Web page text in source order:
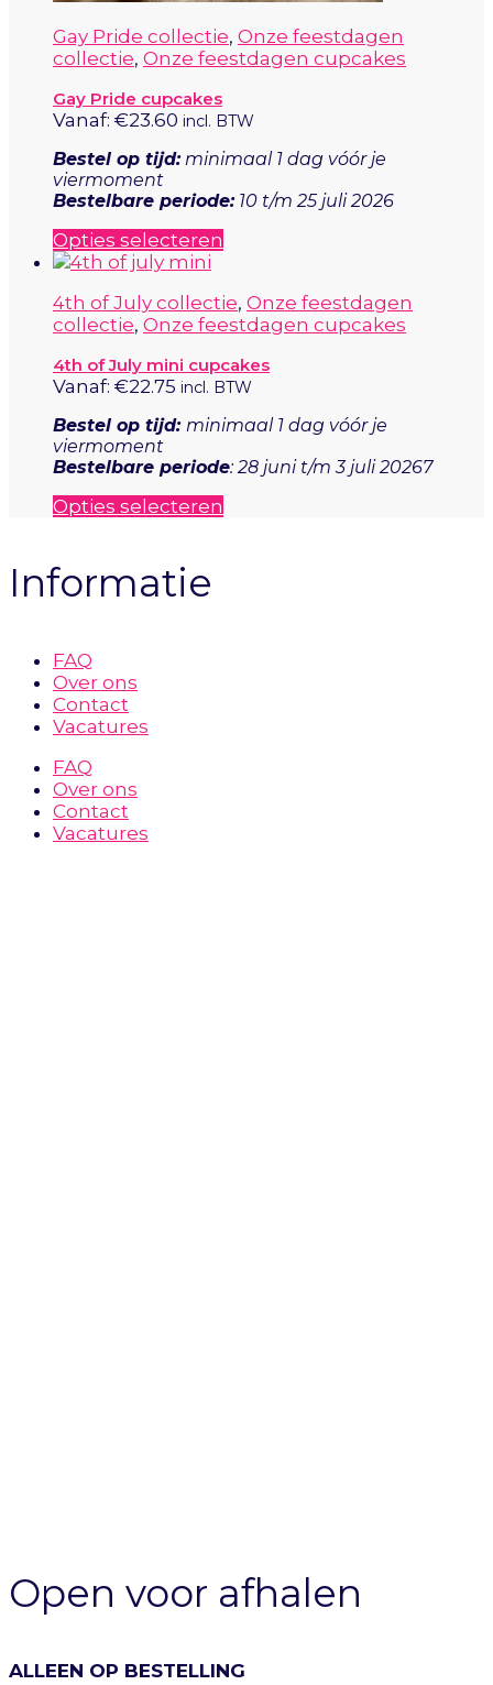
Gay Pride collectie, Onze feestdagen
collectie, Onze feestdagen cupcakes
Gay Pride cupcakes
Vanaf: €23.60 incl. BTW
Bestel op tijd:minimaal 1 dag vóór je
viermoment
Bestelbare periode:10 t/m 25 juli 2026
Opties selecteren
meerdere
variaties.
optie
kan
gekozen
worden
op
4th of July collectie, Onze feestdagen
collectie, Onze feestdagen cupcakes
4th of July mini cupcakes
Vanaf: €22.75 incl. BTW
Bestel op tijd: minimaal 1 dag vóór je
viermoment
Bestelbare periode: 28 juni t/m 3 juli 20267
Opties selecteren
Informatie
FAQ
Over ons
Contact
Vacatures
FAQ
Over ons
Contact
Vacatures
Open voor afhalen
ALLEEN OP BESTELLING